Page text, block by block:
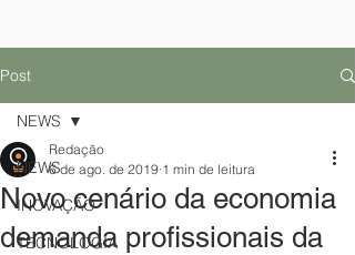
Post
NEWS
INOVAÇÃO
TECNOLOGIA
NEWS
Novo cenário da economia
demanda profissionais da
Redação
6 de ago. de 2019 1 min de leitura